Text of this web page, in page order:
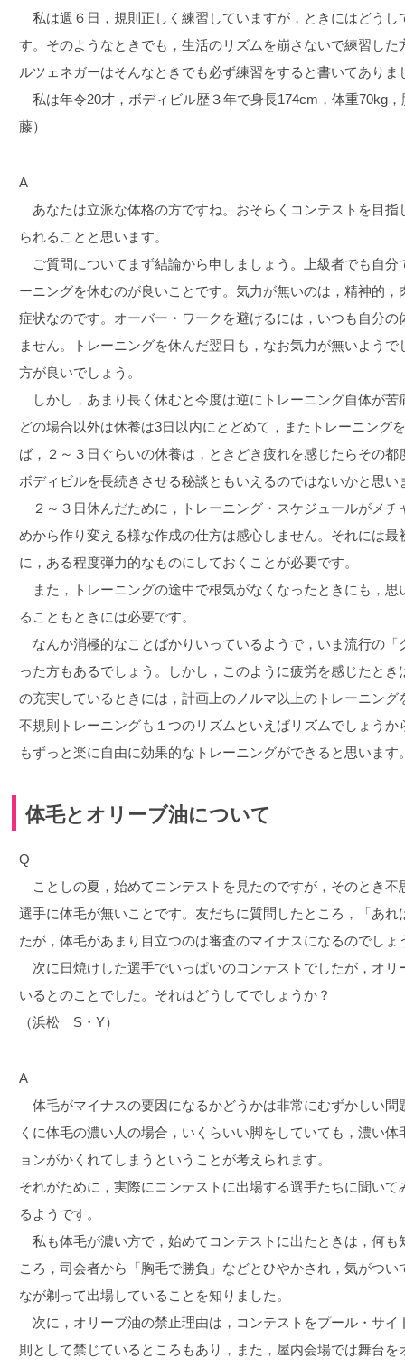
私は週６日，規則正しく練習していますが，ときにはどうし
す。そのようなときでも，生活のリズムを崩さないで練習し
ルツェネガーはそんなときでも必ず練習をすると書いてあり
私は年令20才，ボディビル歴３年で身長174cm，体重70kg
藤）
A
あなたは立派な体格の方ですね。おそらくコンテストを目指
られることと思います。
ご質問についてまず結論から申しましょう。上級者でも自分
ーニングを休むのが良いことです。気力が無いのは，精神的
症状なのです。オーバー・ワークを避けるには，いつも自分
ません。トレーニングを休んだ翌日も，なお気力が無いよう
方が良いでしょう。
しかし，あまり長く休むと今度は逆にトレーニング自体が苦
どの場合以外は休養は3日以内にとどめて，またトレーニング
ば，２～３日ぐらいの休養は，ときどき疲れを感じたらその
ボディビルを長続きさせる秘談ともいえるのではないかと思い
２～３日休んだために，トレーニング・スケジュールがメチ
めから作り変える様な作成の仕方は感心しません。それには
に，ある程度弾力的なものにしておくことが必要です。
また，トレーニングの途中で根気がなくなったときにも，思
ることもときには必要です。
なんか消極的なことばかりいっているようで，いま流行の「
った方もあるでしょう。しかし，このように疲労を感じたと
の充実しているときには，計画上のノルマ以上のトレーニン
不規則トレーニングも１つのリズムといえばリズムでしょう
もずっと楽に自由に効果的なトレーニングができると思います
体毛とオリーブ油について
Q
ことしの夏，始めてコンテストを見たのですが，そのとき不
選手に体毛が無いことです。友だちに質問したところ，「あ
たが，体毛があまり目立つのは審査のマイナスになるのでしょ
次に日焼けした選手でいっぱいのコンテストでしたが，オリ
いるとのことでした。それはどうしてでしょうか？
（浜松 S・Y）
A
体毛がマイナスの要因になるかどうかは非常にむずかしい問
くに体毛の濃い人の場合，いくらいい脚をしていても，濃い
ョンがかくれてしまうということが考えられます。
それがために，実際にコンテストに出場する選手たちに聞い
るようです。
私も体毛が濃い方で，始めてコンテストに出たときは，何も
ころ，司会者から「胸毛で勝負」などとひやかされ，気がつ
なが剃って出場していることを知りました。
次に，オリーブ油の禁止理由は，コンテストをプール・サイ
則として禁じているところもあり，また，屋内会場では舞台